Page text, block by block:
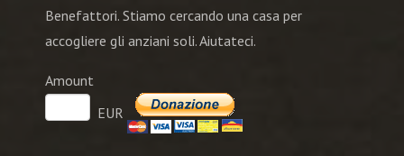
Benefattori. Stiamo cercando una casa per
accogliere gli anziani soli. Aiutateci.
Amount
EUR